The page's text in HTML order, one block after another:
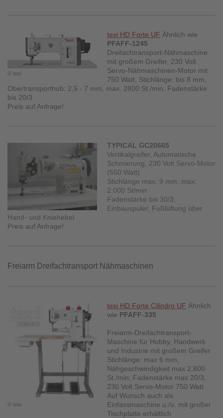
© texi
texi HD Forte UF Ähnlich wie
PFAFF-1245
Dreifachtransport-Nähmaschine
mit großem Greifer, 230 Volt
Servo-Nähmaschinen-Motor mit
750 Watt, Stichlänge: bis 8 mm,
Obertransporthub: 2,5 - 7 mm, max. 2800 St./min, Fadenstärke
bis 20/3
Preis auf Anfrage!
TYPICAL GC20665
Vertikalgreifer, Automatische
Schmierung, 230 Volt Servo-Motor
(550 Watt)
Stichlänge max. 9 mm, max.
2.000 St/min
Fadenstärke bis 30/3,
Einbauspuler, Fußlüftung über
Hand- und Kniehebel
Preis auf Anfrage!
Freiarm Dreifachtransport Nähmaschinen
© texi
texi HD Forte Cilindro UF Ähnlich
wie PFAFF-335
Freiarm-Dreifachtransport-
Maschine für Hobby, Handwerk
und Industrie mit großem Greifer
Stichlänge: max 6 mm,
Nähgeschwindigkeit max 2.800
St./min, Fadenstärke max 20/3,
230 Volt Servo-Motor 750 Watt
Auf Wunsch auch als
Einfassmaschine u./o. mit großer
Tischplatte erhältlich